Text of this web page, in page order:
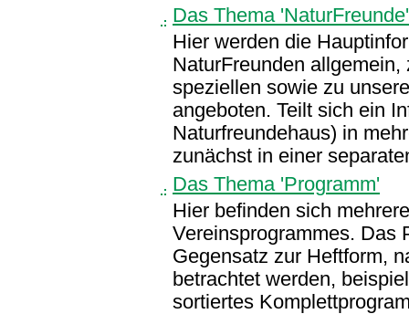
Das Thema 'NaturFreunde'
Hier werden die
NaturFreunden
speziellen sowie zu
angeboten. Teilt sich ein
Naturfreundehaus) in
zunächst in einer
Das Thema 'Programm'
Hier befinden sich
Vereinsprogrammes. Das
Gegensatz zur Heftform,
betrachtet werden,
sortiertes